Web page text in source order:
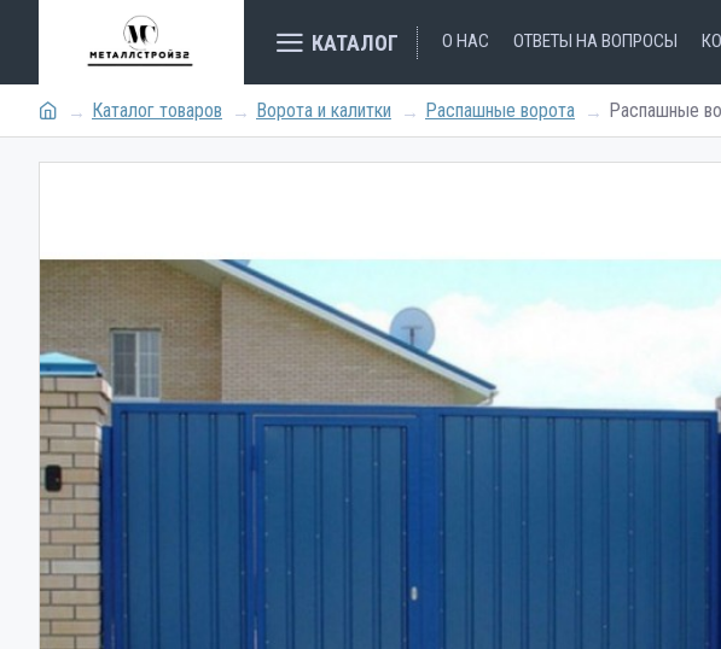
КАТАЛОГ О НАС ОТВЕТЫ НА ВОПРОСЫ
Каталог товаров Ворота и калитки Распашные ворота Распашные